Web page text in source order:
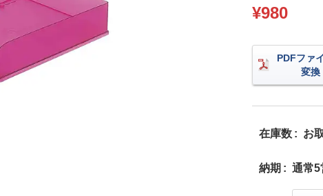
¥980
PDFファ
変換
在庫数 お
納期 通常5